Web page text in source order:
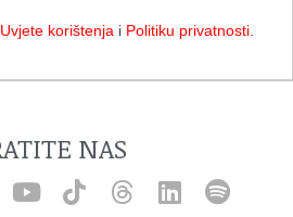
Uvjete korištenjai Politiku privatnosti.
NAS